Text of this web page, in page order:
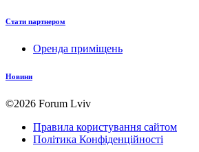
Стати партнером
Оренда приміщень
Новини
©2026 Forum Lviv
Правила користування сайтом
Політика Конфіденційності